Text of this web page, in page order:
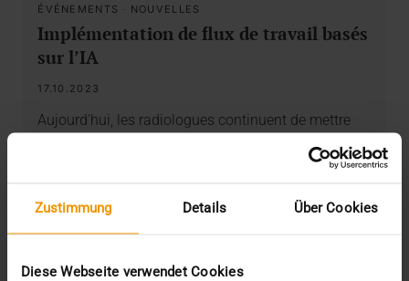
Zustimmung Details Über Cookies
Diese Webseite verwendet Cookies
ÉVÉNEMENTS · NOUVELLES
Implémentation de flux de travail basés
sur l’IA
17.10.2023
Aujourd’hui, les radiologues continuent de mettre
VISUS HEALTH IT